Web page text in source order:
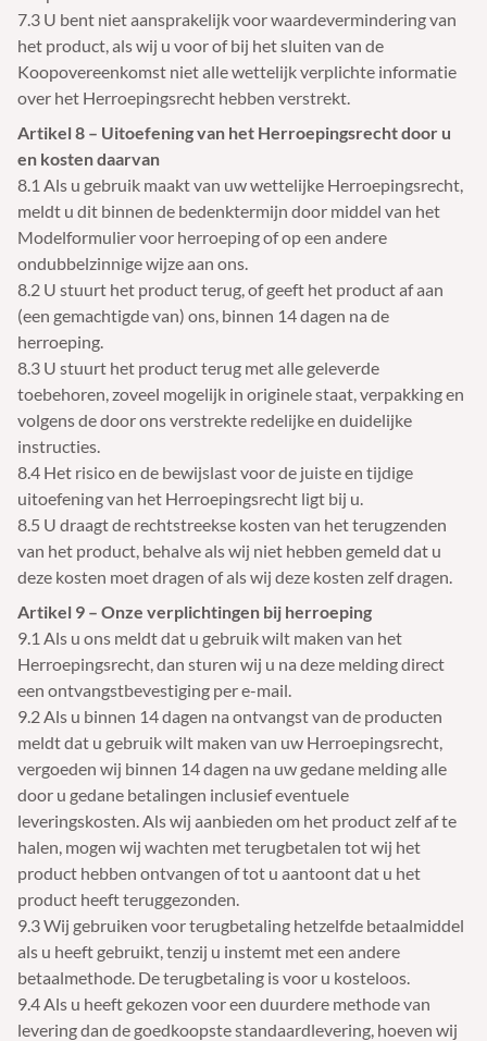
7.3 U bent niet aansprakelijk voor waardevermindering van
het product, als wij u voor of bij het sluiten van de
Koopovereenkomst niet alle wettelijk verplichte informatie
over het Herroepingsrecht hebben verstrekt.
Artikel 8 – Uitoefening van het Herroepingsrecht door u
en kosten daarvan
8.1 Als u gebruik maakt van uw wettelijke Herroepingsrecht,
meldt u dit binnen de bedenktermijn door middel van het
Modelformulier voor herroeping of op een andere
ondubbelzinnige wijze aan ons.
8.2 U stuurt het product terug, of geeft het product af aan
(een gemachtigde van) ons, binnen 14 dagen na de
herroeping.
8.3 U stuurt het product terug met alle geleverde
toebehoren, zoveel mogelijk in originele staat, verpakking en
volgens de door ons verstrekte redelijke en duidelijke
instructies.
8.4 Het risico en de bewijslast voor de juiste en tijdige
uitoefening van het Herroepingsrecht ligt bij u.
8.5 U draagt de rechtstreekse kosten van het terugzenden
van het product, behalve als wij niet hebben gemeld dat u
deze kosten moet dragen of als wij deze kosten zelf dragen.
Artikel 9 – Onze verplichtingen bij herroeping
9.1 Als u ons meldt dat u gebruik wilt maken van het
Herroepingsrecht, dan sturen wij u na deze melding direct
een ontvangstbevestiging per e-mail.
9.2 Als u binnen 14 dagen na ontvangst van de producten
meldt dat u gebruik wilt maken van uw Herroepingsrecht,
vergoeden wij binnen 14 dagen na uw gedane melding alle
door u gedane betalingen inclusief eventuele
leveringskosten. Als wij aanbieden om het product zelf af te
halen, mogen wij wachten met terugbetalen tot wij het
product hebben ontvangen of tot u aantoont dat u het
product heeft teruggezonden.
9.3 Wij gebruiken voor terugbetaling hetzelfde betaalmiddel
als u heeft gebruikt, tenzij u instemt met een andere
betaalmethode. De terugbetaling is voor u kosteloos.
9.4 Als u heeft gekozen voor een duurdere methode van
levering dan de goedkoopste standaardlevering, hoeven wij